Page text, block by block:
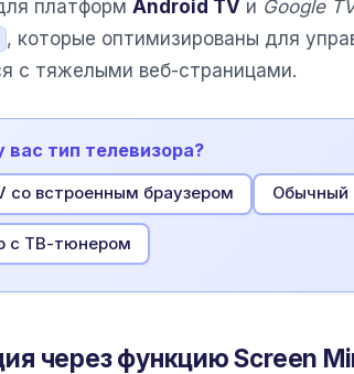
платформ Android TV и Google
, которые оптимизированы для
с тяжелыми веб-страницами.
вас тип телевизора?
со встроенным браузером Обычный
с ТВ-тюнером
через функцию Screen